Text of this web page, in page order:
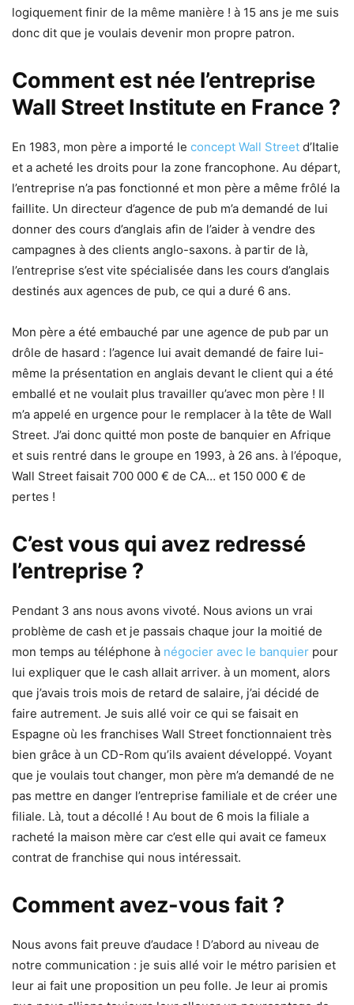
logiquement finir de la même manière ! à 15 ans je me suis
donc dit que je voulais devenir mon propre patron.
Comment est née l’entreprise
Wall Street Institute en France ?
En 1983, mon père a importé le concept Wall Street d’Italie
et a acheté les droits pour la zone francophone. Au départ,
l’entreprise n’a pas fonctionné et mon père a même frôlé la
faillite. Un directeur d’agence de pub m’a demandé de lui
donner des cours d’anglais afin de l’aider à vendre des
campagnes à des clients anglo-saxons. à partir de là,
l’entreprise s’est vite spécialisée dans les cours d’anglais
destinés aux agences de pub, ce qui a duré 6 ans.
Mon père a été embauché par une agence de pub par un
drôle de hasard : l’agence lui avait demandé de faire lui-
même la présentation en anglais devant le client qui a été
emballé et ne voulait plus travailler qu’avec mon père ! Il
m’a appelé en urgence pour le remplacer à la tête de Wall
Street. J’ai donc quitté mon poste de banquier en Afrique
et suis rentré dans le groupe en 1993, à 26 ans. à l’époque,
Wall Street faisait 700 000 € de CA… et 150 000 € de
pertes !
C’est vous qui avez redressé
l’entreprise ?
Pendant 3 ans nous avons vivoté. Nous avions un vrai
problème de cash et je passais chaque jour la moitié de
mon temps au téléphone à négocier avec le banquier pour
lui expliquer que le cash allait arriver. à un moment, alors
que j’avais trois mois de retard de salaire, j’ai décidé de
faire autrement. Je suis allé voir ce qui se faisait en
Espagne où les franchises Wall Street fonctionnaient très
bien grâce à un CD-Rom qu’ils avaient développé. Voyant
que je voulais tout changer, mon père m’a demandé de ne
pas mettre en danger l’entreprise familiale et de créer une
filiale. Là, tout a décollé ! Au bout de 6 mois la filiale a
racheté la maison mère car c’est elle qui avait ce fameux
contrat de franchise qui nous intéressait.
Comment avez-vous fait ?
Nous avons fait preuve d’audace ! D’abord au niveau de
notre communication : je suis allé voir le métro parisien et
leur ai fait une proposition un peu folle. Je leur ai promis